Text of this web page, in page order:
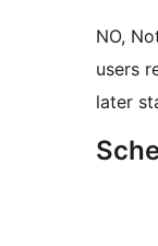
NO,
users
later